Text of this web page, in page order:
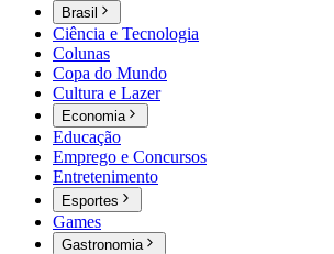
Brasil
Ciência e Tecnologia
Colunas
Copa do Mundo
Cultura e Lazer
Economia
Educação
Emprego e Concursos
Entretenimento
Esportes
Games
Gastronomia